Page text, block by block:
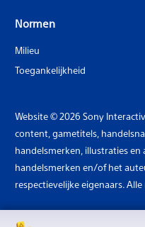
Normen
Milieu
Toegankelijkheid
Website © 2026 Sony
content, gametitels,
handelsmerken, illustraties
handelsmerken en/of het
respectievelijke eigenaars.